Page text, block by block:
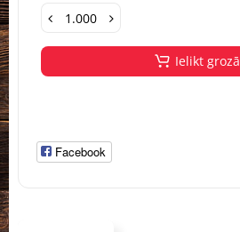
Ielikt grozā
Facebook